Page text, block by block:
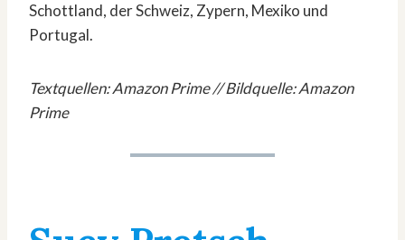
Schottland, der Schweiz, Zypern, Mexiko und
Portugal.
Textquellen: Amazon Prime // Bildquelle: Amazon
Prime